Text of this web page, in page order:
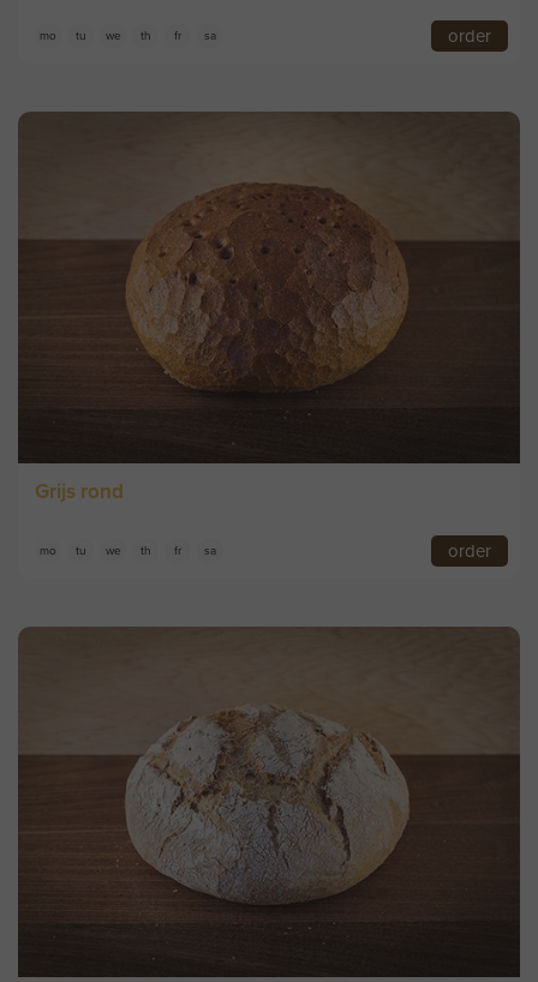
mo tu we th fr sa order
Grijs rond
mo tu we th fr sa order